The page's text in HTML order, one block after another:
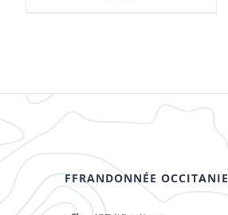
FFRANDONNÉE OCCITANIE